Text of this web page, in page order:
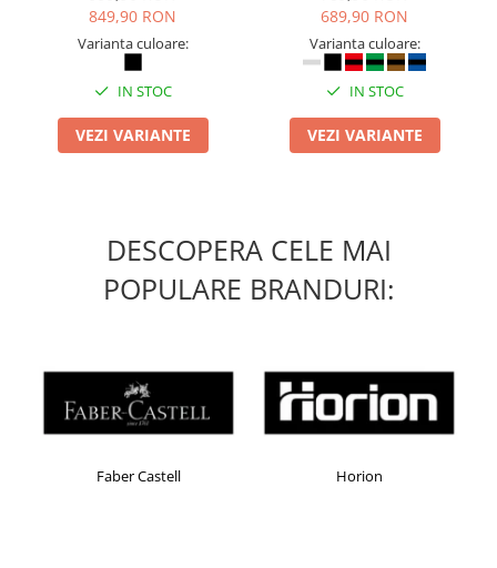
Masti de protectie respiratorie
Sepci, caciuli si esarfe
Pachete promotionale
Accesorii pentru protectia muncii
Sosete de lucru
Copii - tricouri si hanorace
Comunicare si prezentare
Ecrane Interactive
Sisteme de afisare
Ecrane de proiectie
Accesorii prezentare
849,90 RON
Varianta culoare:
IN STOC
VEZI VARIANTE
689,90 RON
Varianta culoare:
IN STOC
VEZI VARIANTE
DESCOPERA CELE MAI
POPULARE BRANDURI:
Faber Castell Horion